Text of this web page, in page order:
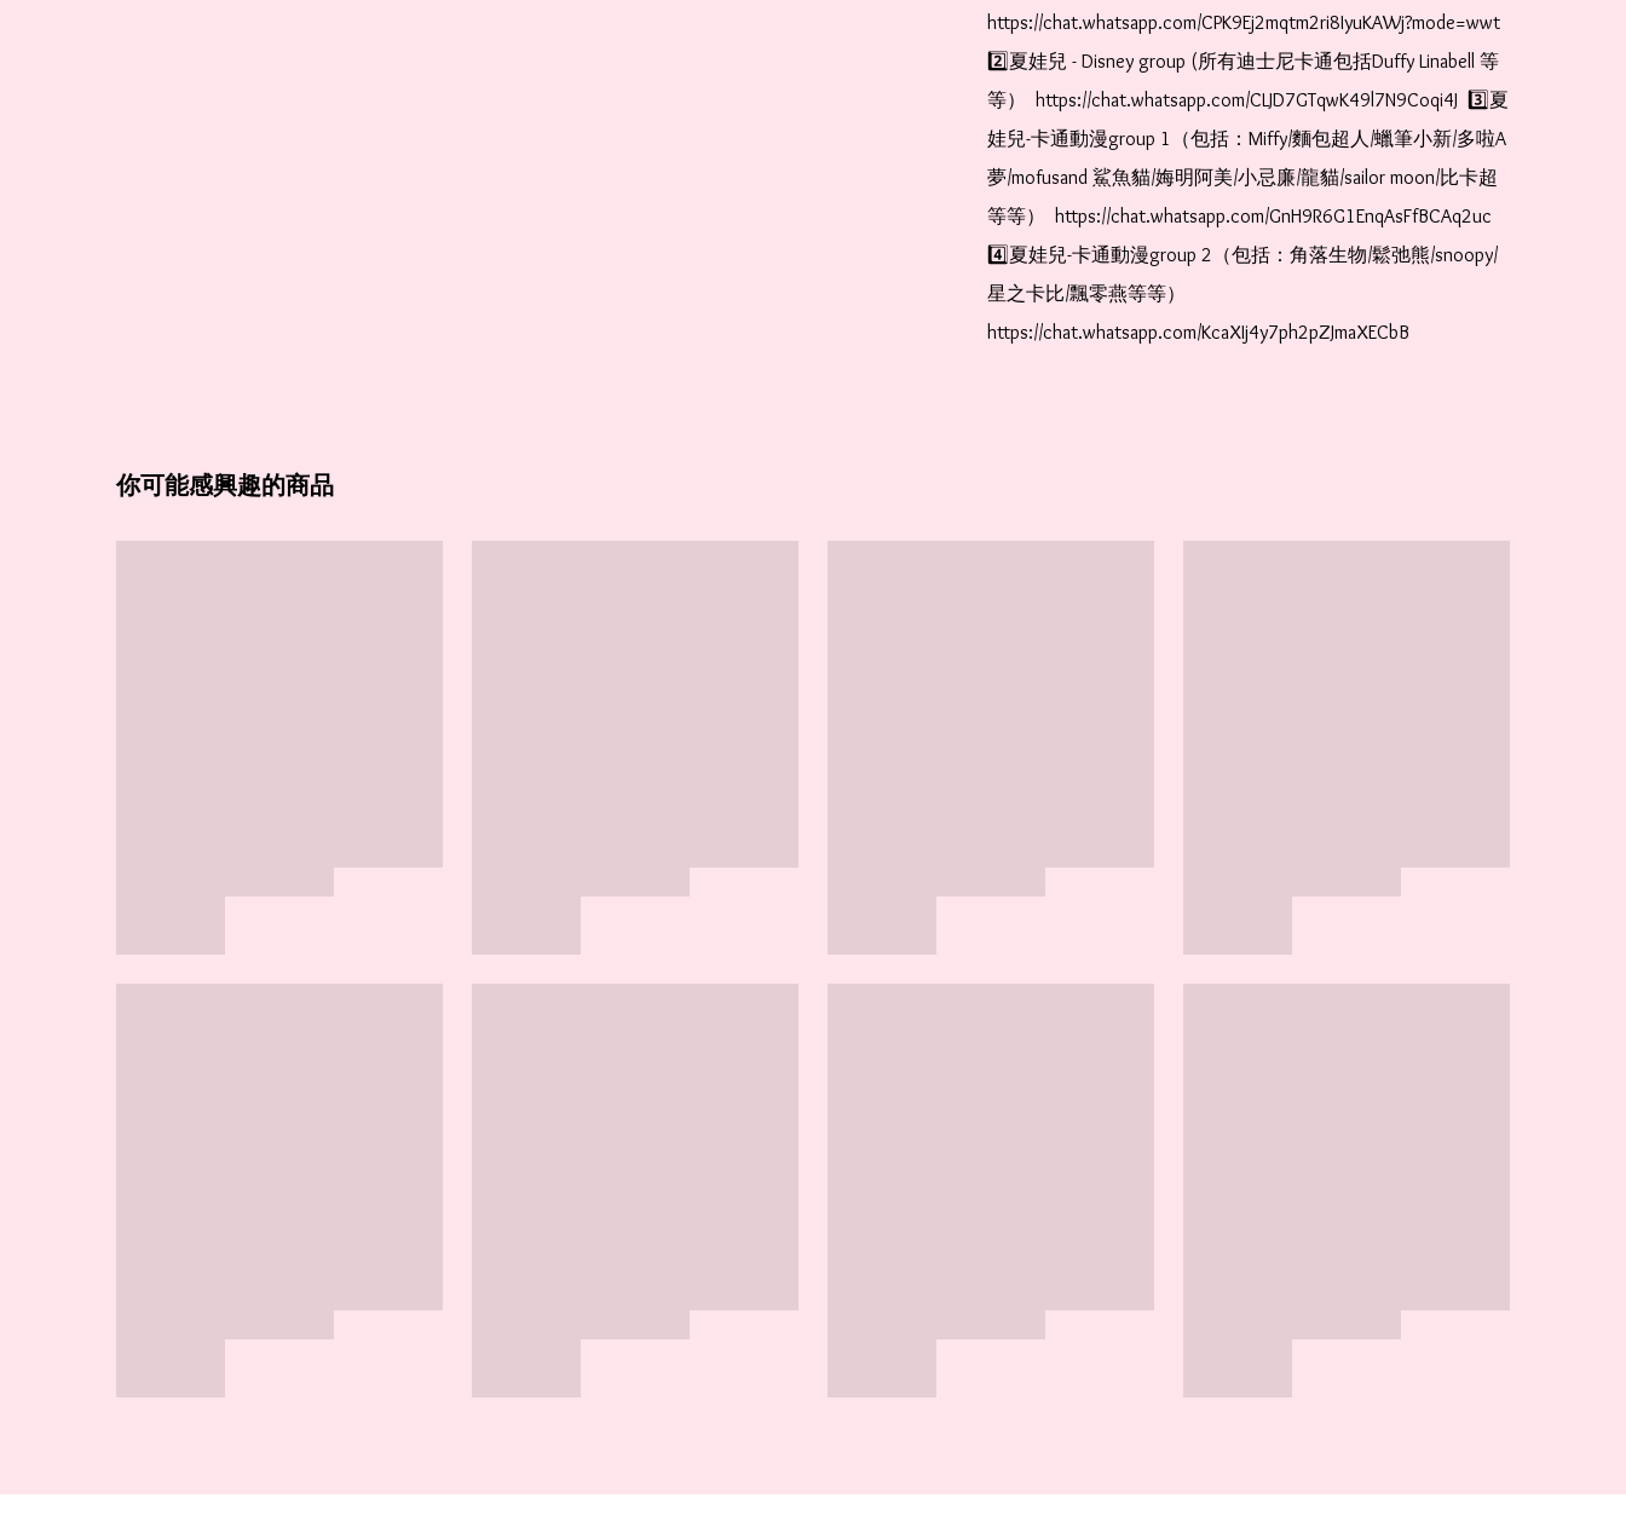
https://chat.whatsapp.com/CPK9Ej2mqtm2ri8IyuKAWj?mode=wwt
2️⃣夏娃兒 - Disney group (所有迪士尼卡通包括Duffy Linabell 等
等）  https://chat.whatsapp.com/CLJD7GTqwK49l7N9Coqi4J  3️⃣夏
娃兒-卡通動漫group 1（包括：Miffy/麵包超人/蠟筆小新/多啦A
夢/mofusand 鯊魚貓/娒明阿美/小忌廉/龍貓/sailor moon/比卡超
等等）  https://chat.whatsapp.com/GnH9R6G1EnqAsFfBCAq2uc
4️⃣夏娃兒-卡通動漫group 2（包括：角落生物/鬆弛熊/snoopy/
星之卡比/飄零燕等等）
https://chat.whatsapp.com/KcaXIj4y7ph2pZJmaXECbB
你可能感興趣的商品